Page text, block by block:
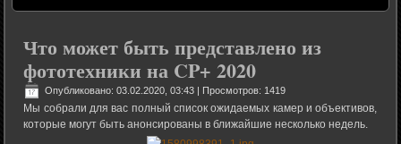
Что может быть представлено из
фототехники на CP+ 2020
Опубликовано: 03.02.2020, 03:43 | Просмотров: 1419
Мы собрали для вас полный список ожидаемых камер и объективов,
которые могут быть анонсированы в ближайшие несколько недель.